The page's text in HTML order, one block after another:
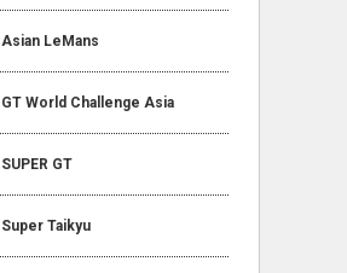
Asian LeMans
GT World Challenge Asia
SUPER GT
Super Taikyu